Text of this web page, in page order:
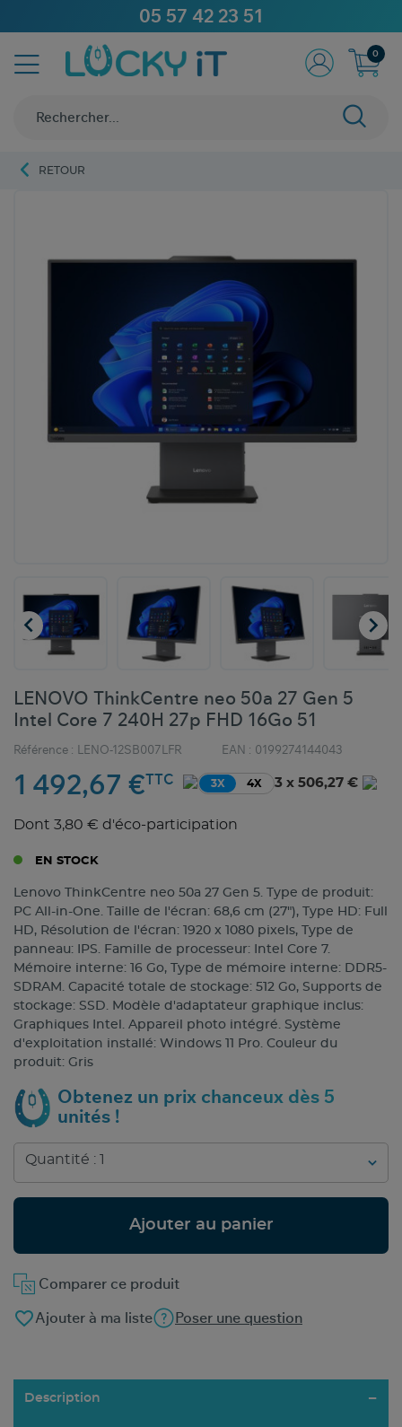
05 57 42 23 51
0
RETOUR
 
LENOVO ThinkCentre neo 50a 27 Gen 5
Intel Core 7 240H 27p FHD 16Go 51
Référence : LENO-12SB007LFR EAN : 0199274144043
1 492,67 €TTC 3X 4X 3 x 506,27 €
Dont 3,80 € d'éco-participation
EN STOCK
Lenovo ThinkCentre neo 50a 27 Gen 5. Type de produit:
PC All-in-One. Taille de l'écran: 68,6 cm (27"), Type HD: Full
HD, Résolution de l'écran: 1920 x 1080 pixels, Type de
panneau: IPS. Famille de processeur: Intel Core 7.
Mémoire interne: 16 Go, Type de mémoire interne: DDR5-
SDRAM. Capacité totale de stockage: 512 Go, Supports de
stockage: SSD. Modèle d'adaptateur graphique inclus:
Graphiques Intel. Appareil photo intégré. Système
d'exploitation installé: Windows 11 Pro. Couleur du
produit: Gris
Obtenez un prix chanceux dès 5
unités !
Ajouter au panier
favorite_borderAjouter à ma liste Poser une question
Comparer ce produit
Description